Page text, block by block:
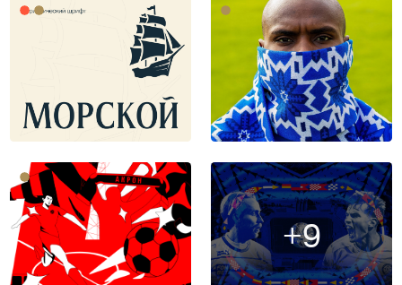
+9